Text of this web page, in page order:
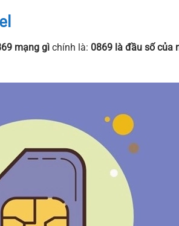
mạng gì chính là: 0869 là đầu số của